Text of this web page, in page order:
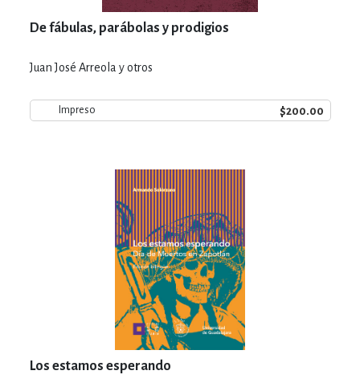
De fábulas, parábolas y prodigios
Juan José Arreola y otros
Impreso $200.00
Los estamos esperando